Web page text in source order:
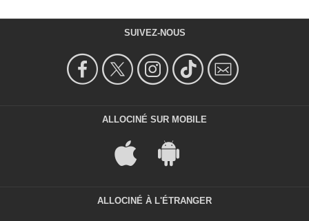
SUIVEZ-NOUS
ALLOCINÉ SUR MOBILE
ALLOCINÉ À L'ÉTRANGER